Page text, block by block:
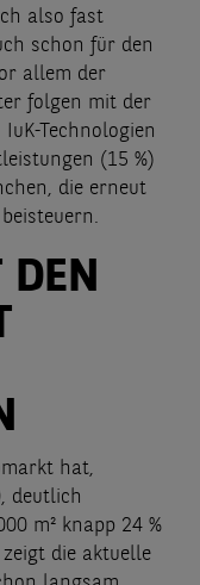
also fast
schon für den
allem der
folgen mit der
Technologien
(15 %)
die erneut
DEN
hat,
deutlich
m² knapp 24 %
die aktuelle